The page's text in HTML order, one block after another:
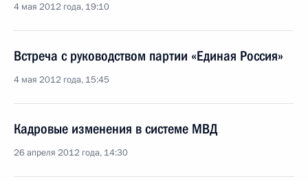
4 мая 2012 года, 19:10
Встреча с руководством партии «Единая Россия»
4 мая 2012 года, 15:45
Кадровые изменения в системе МВД
26 апреля 2012 года, 14:30